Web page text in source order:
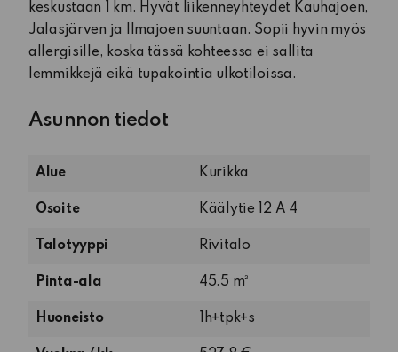
keskustaan 1 km. Hyvät liikenneyhteydet Kauhajoen,
Jalasjärven ja Ilmajoen suuntaan. Sopii hyvin myös
allergisille, koska tässä kohteessa ei sallita
lemmikkejä eikä tupakointia ulkotiloissa.
Asunnon tiedot
Alue Kurikka
Osoite Käälytie 12 A 4
Talotyyppi Rivitalo
Pinta-ala 45.5 m²
Huoneisto 1h+tpk+s
1